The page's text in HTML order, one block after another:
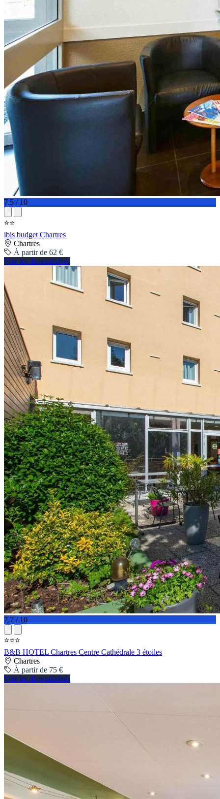
7.5 / 10
⭐⭐
ibis budget Chartres
Chartres
À partir de 62 €
Voir les disponibilités
7.7 / 10
⭐⭐⭐
B&B HOTEL Chartres Centre Cathédrale 3 étoiles
Chartres
À partir de 75 €
Voir les disponibilités